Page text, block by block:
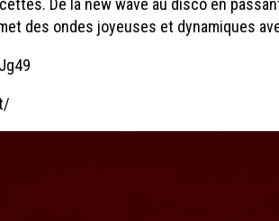
De la new wave au disco en
des ondes joyeuses et dynamiques